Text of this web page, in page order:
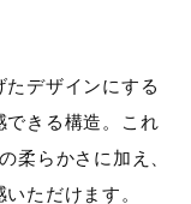
デザインにする
できる構造。これ
柔らかさに加え、
ただけます。